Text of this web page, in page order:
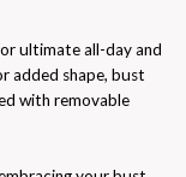
ultimate all-day and
added shape, bust
with removable